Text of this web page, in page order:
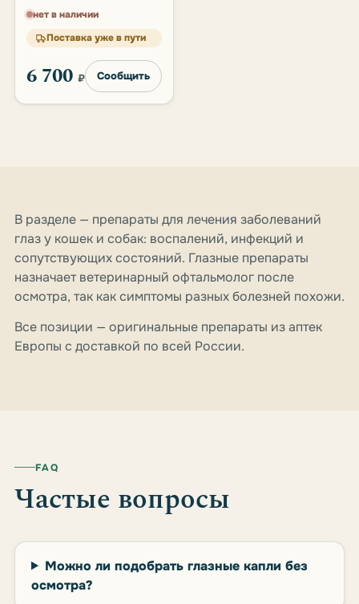
нет в наличии
Поставка уже в пути
6 700 ₽ Сообщить
В разделе — препараты для лечения заболеваний
глаз у кошек и собак: воспалений, инфекций и
сопутствующих состояний. Глазные препараты
назначает ветеринарный офтальмолог после
осмотра, так как симптомы разных болезней похожи.
Все позиции — оригинальные препараты из аптек
Европы с доставкой по всей России.
FAQ
Частые вопросы
Можно ли подобрать глазные капли без
осмотра?